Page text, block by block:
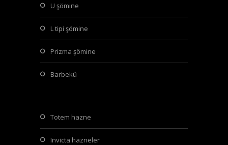
u şömine
l tipi şömine
prizma şömine
barbekü
totem hazne
invicta hazneler